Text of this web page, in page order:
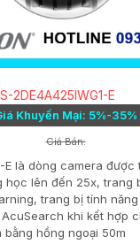
2DE4A425IWG1-E
Khuyến Mại: 5%-35%
Giá Bán:
E là dòng camera
học lên đến 25x, trang
trang bị tính
khi kết hợp
hồng ngoại 50m